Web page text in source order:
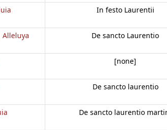
In festo Laurentii
De sancto Laurentio
[none]
De sancto laurentio
De sancto laurentio